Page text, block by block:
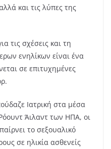
και τις λύπες της
τις σχέσεις και τη
ενηλίκων είναι ένα
σε επιτυχημένες
Ιατρική στα μέσα
Άιλαντ των ΗΠΑ, οι
το σεξουαλικό
σε ηλικία ασθενείς